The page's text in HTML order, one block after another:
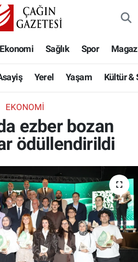
Ekonomi Sağlık Spor
Yerel Yaşam Kültür &
EKONOMI
ezber bozan
ödüllendirildi
ve Fikstür